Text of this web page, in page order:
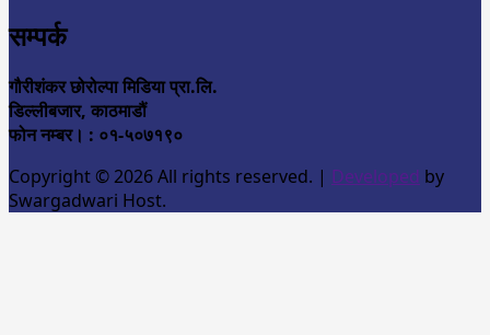
सम्पर्क
गौरीशंकर छोरोल्पा मिडिया प्रा.लि.
डिल्लीबजार, काठमाडौं
फोन नम्बर। : ०१-५०७१९०
Copyright © 2026 All rights reserved. | Developed by
Swargadwari Host.